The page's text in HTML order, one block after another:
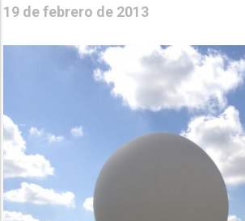
19 de febrero de 2013